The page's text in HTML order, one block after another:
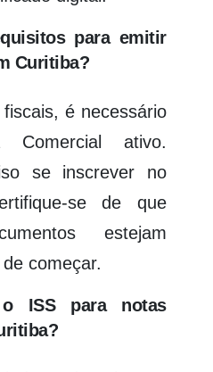
para emitir
Curitiba?
é necessário
ativo.
se inscrever no
se de que
estejam
começar.
ISS para notas